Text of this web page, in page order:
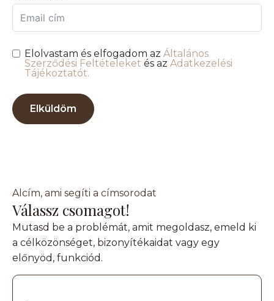
Elolvastam és elfogadom az Általános
Szerződési Feltételeket és az Adatkezelési
Tájékoztatót.
Elküldöm
Alcím, ami segíti a címsorodat
Válassz csomagot!
Mutasd be a problémát, amit megoldasz, emeld ki
a célközönséget, bizonyítékaidat vagy egy
előnyöd, funkciód.